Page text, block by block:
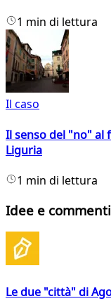
1 min di lettura
Il caso
Il senso del "no" al
Liguria
1 min di lettura
Idee e commenti
Le due "città" di